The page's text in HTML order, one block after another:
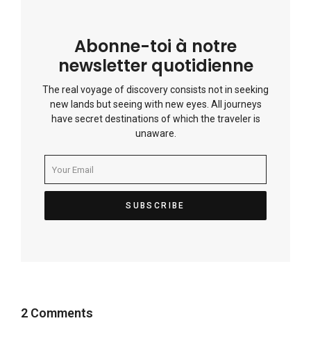
Abonne-toi à notre
newsletter quotidienne
The real voyage of discovery consists not in seeking
new lands but seeing with new eyes. All journeys
have secret destinations of which the traveler is
unaware.
2 Comments